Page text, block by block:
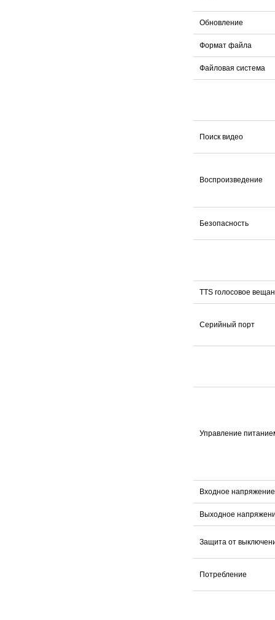
Обновление
Формат файла
Файловая система
Поиск видео
Воспроизведение
Безопасность
TTS голосовое
Серийный порт
Управление
Входное напряжение
Выходное
Защита от
Потребление